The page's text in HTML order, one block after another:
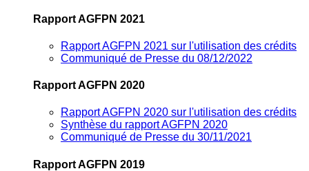
Rapport AGFPN 2021
Rapport AGFPN 2021 sur l'utilisation des crédits
Communiqué de Presse du 08/12/2022
Rapport AGFPN 2020
Rapport AGFPN 2020 sur l'utilisation des crédits
Synthèse du rapport AGFPN 2020
Communiqué de Presse du 30/11/2021
Rapport AGFPN 2019